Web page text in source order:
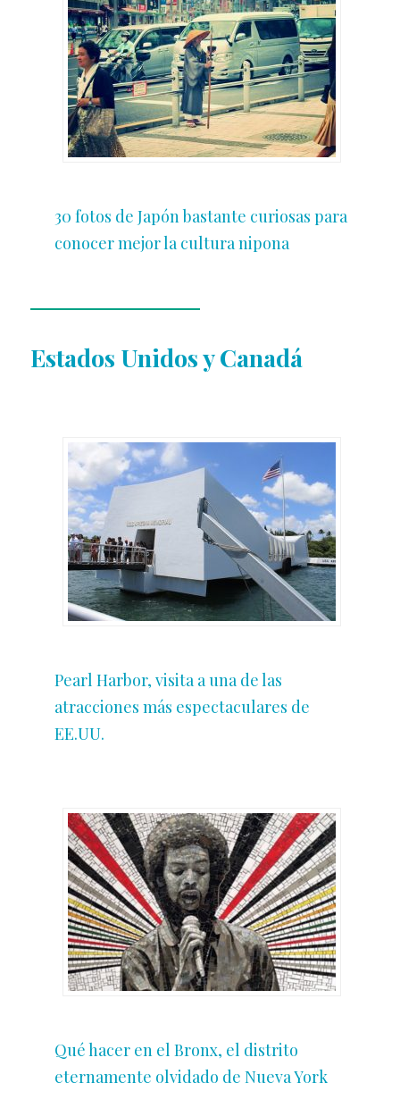
30 fotos de Japón bastante curiosas para
conocer mejor la cultura nipona
Estados Unidos y Canadá
Pearl Harbor, visita a una de las
atracciones más espectaculares de
EE.UU.
Qué hacer en el Bronx, el distrito
eternamente olvidado de Nueva York